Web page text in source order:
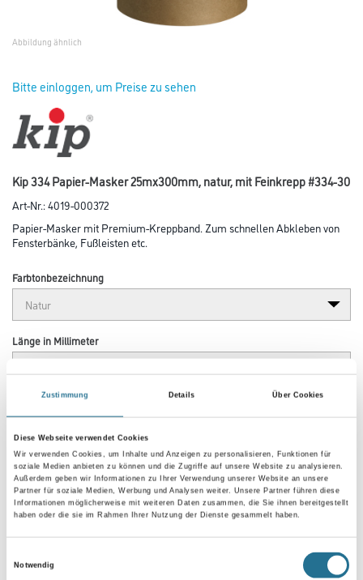
Zustimmung Details Über Cookies
Diese Webseite verwendet Cookies
Wir verwenden Cookies, um Inhalte und Anzeigen zu personalisieren, Funktionen für
soziale Medien anbieten zu können und die Zugriffe auf unsere Website zu analysieren.
Außerdem geben wir Informationen zu Ihrer Verwendung unserer Website an unsere
Partner für soziale Medien, Werbung und Analysen weiter. Unsere Partner führen diese
Informationen möglicherweise mit weiteren Daten zusammen, die Sie ihnen bereitgestellt
haben oder die sie im Rahmen Ihrer Nutzung der Dienste gesammelt haben.
Notwendig
Abbildung ähnlich
Bitte einloggen, um Preise zu sehen
Kip 334 Papier-Masker 25mx300mm, natur, mit Feinkrepp #334-30
Art-Nr.:4019-000372
Papier-Masker mit Premium-Kreppband. Zum schnellen Abkleben von
Fensterbänke, Fußleisten etc.
Farbtonbezeichnung
Länge in Millimeter
Breite in millimeter
Umrechnungsfaktoren